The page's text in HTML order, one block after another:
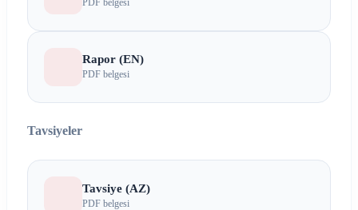
PDF belgesi
Rapor (EN)
PDF belgesi
Tavsiyeler
Tavsiye (AZ)
PDF belgesi